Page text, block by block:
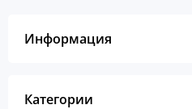
Информация
Категории